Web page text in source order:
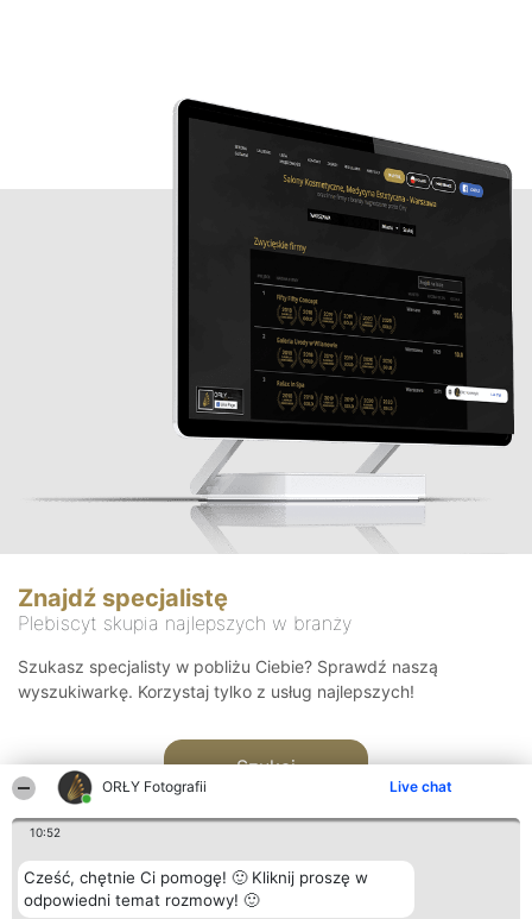
ORŁY Fotografii Live chat
10:52
Cześć, chętnie Ci pomogę! 🙂 Kliknij proszę w
odpowiedni temat rozmowy! 🙂
Znajdź specjalistę
Plebiscyt skupia najlepszych w branży
Szukasz specjalisty w pobliżu Ciebie? Sprawdź naszą
wyszukiwarkę. Korzystaj tylko z usług najlepszych!
Szukaj